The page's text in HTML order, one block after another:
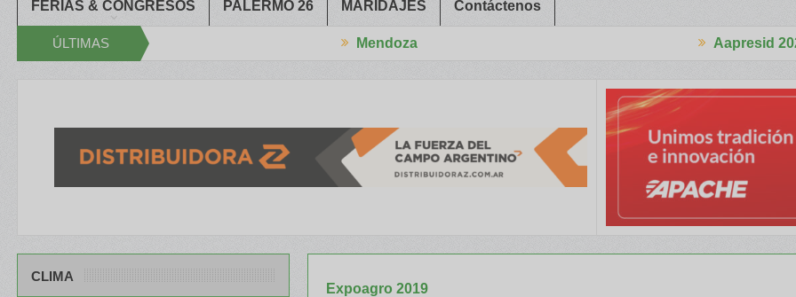
FERIAS & CONGRESOS PALERMO 26 MARIDAJES Contáctenos
ÚLTIMAS Aapresid 2026
Expoagro 2019
CLIMA